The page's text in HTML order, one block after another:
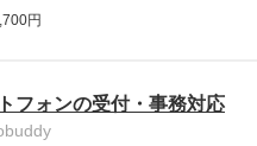
円
フォンの受付・事務対応